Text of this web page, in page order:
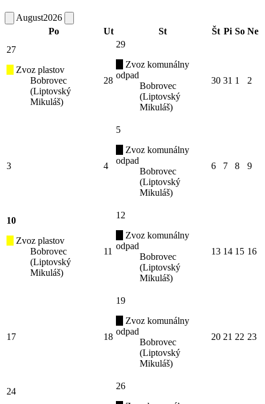
August2026
Po
Ut St Št Pi So Ne
27
Zvoz plastov
Bobrovec
(Liptovský
Mikuláš)
28
29
Zvoz komunálny
odpad
Bobrovec
(Liptovský
Mikuláš)
30 31 1 2
3 4
5
Zvoz komunálny
odpad
Bobrovec
(Liptovský
Mikuláš)
6 7 8 9
10
Zvoz plastov
Bobrovec
(Liptovský
Mikuláš)
11
12
Zvoz komunálny
odpad
Bobrovec
(Liptovský
Mikuláš)
13 14 15 16
17 18
19
Zvoz komunálny
odpad
Bobrovec
(Liptovský
Mikuláš)
20 21 22 23
24
26